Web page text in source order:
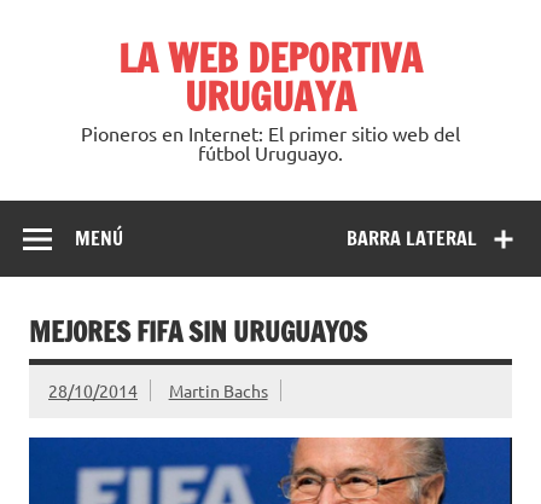
LA WEB DEPORTIVA
URUGUAYA
Pioneros en Internet: El primer sitio web del
fútbol Uruguayo.
BARRA LATERAL
MENÚ
MEJORES FIFA SIN URUGUAYOS
28/10/2014 Martin Bachs